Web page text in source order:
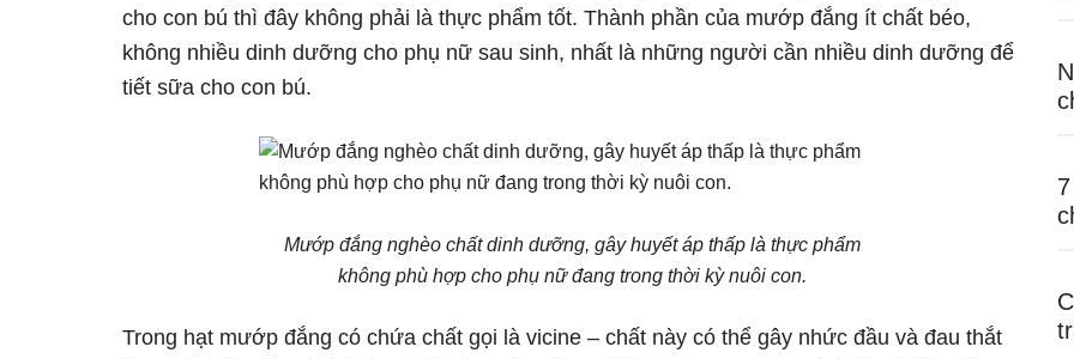
cho con bú thì đây không phải là thực phẩm tốt. Thành phần của mướp đắng ít chất béo,
không nhiều dinh dưỡng cho phụ nữ sau sinh, nhất là những người cần nhiều dinh dưỡng để
tiết sữa cho con bú.
Mướp đắng nghèo chất dinh dưỡng, gây huyết áp thấp là thực phẩm
không phù hợp cho phụ nữ đang trong thời kỳ nuôi con.
Trong hạt mướp đắng có chứa chất gọi là vicine – chất này có thể gây nhức đầu và đau thắt